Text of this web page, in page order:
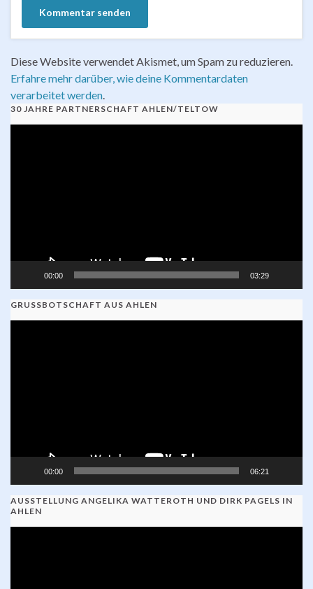
Diese Website verwendet Akismet, um Spam zu reduzieren.
Erfahre mehr darüber, wie deine Kommentardaten
verarbeitet werden.
30 JAHRE PARTNERSCHAFT AHLEN/TELTOW
00:00 03:29
GRUSSBOTSCHAFT AUS AHLEN
00:00 06:21
AUSSTELLUNG ANGELIKA WATTEROTH UND DIRK PAGELS IN
AHLEN